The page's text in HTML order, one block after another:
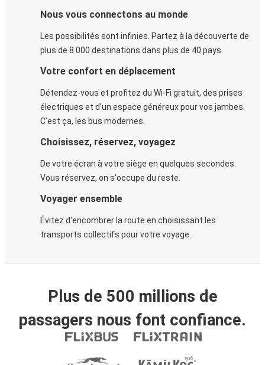
Nous vous connectons au monde
Les possibilités sont infinies. Partez à la découverte de
plus de 8 000 destinations dans plus de 40 pays.
Votre confort en déplacement
Détendez-vous et profitez du Wi-Fi gratuit, des prises
électriques et d’un espace généreux pour vos jambes.
C'est ça, les bus modernes.
Choisissez, réservez, voyagez
De votre écran à votre siège en quelques secondes.
Vous réservez, on s'occupe du reste.
Voyager ensemble
Évitez d'encombrer la route en choisissant les
transports collectifs pour votre voyage.
Plus de 500 millions de
passagers nous font confiance.